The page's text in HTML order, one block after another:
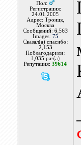
Пол:
Регистрация:
24.01.2005
Адрес: Троицк,
Москва
Сообщений: 6,563
Images: 75
Сказал(а) спасибо:
2,153
Поблагодарили:
1,035 раз(а)
Репутация:39614